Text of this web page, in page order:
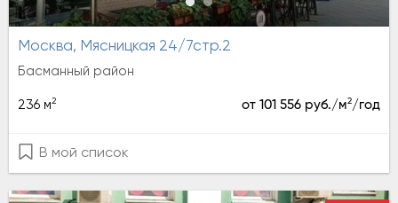
Москва, Мясницкая 24/7стр.2
Басманный район
236 м2 от 101 556 руб./м2/год
В мой список